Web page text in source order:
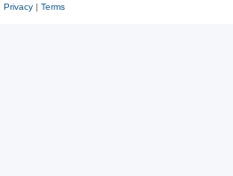
Privacy| Terms